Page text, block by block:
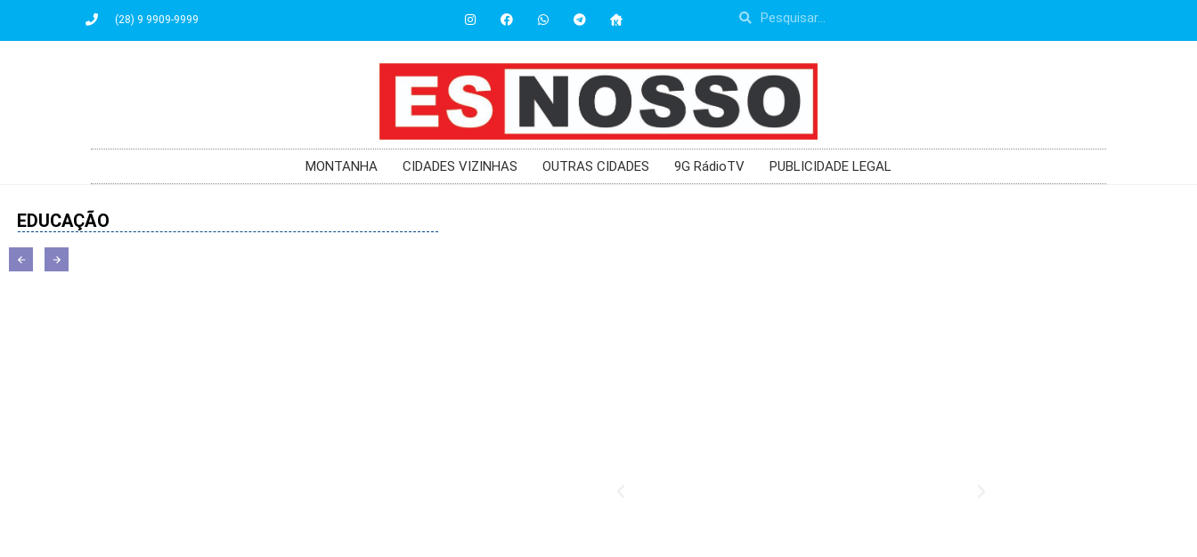
(28) 9 9909-9999
MONTANHA CIDADES VIZINHAS OUTRAS CIDADES 9G RádioTV PUBLICIDADE LEGAL
EDUCAÇÃO